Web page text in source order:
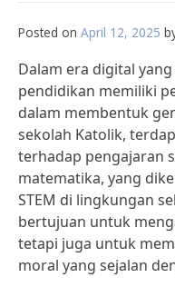
Posted on April 12, 2025
Dalam era digital
pendidikan memiliki
dalam membentuk
sekolah Katolik,
terhadap pengajaran
matematika, yang
STEM di lingkungan
bertujuan untuk
tetapi juga untuk
moral yang sejalan